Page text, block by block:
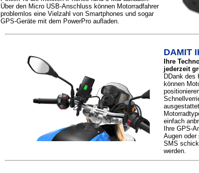
Über den Micro USB-Anschluss können Motorradfahrer
problemlos eine Vielzahl von Smartphones und sogar
GPS-Geräte mit dem PowerPro aufladen.
DAMIT
Ihre
jederzeit
DDank des
können
einfach
Ihre GPS-
Augen oder
SMS
werden.